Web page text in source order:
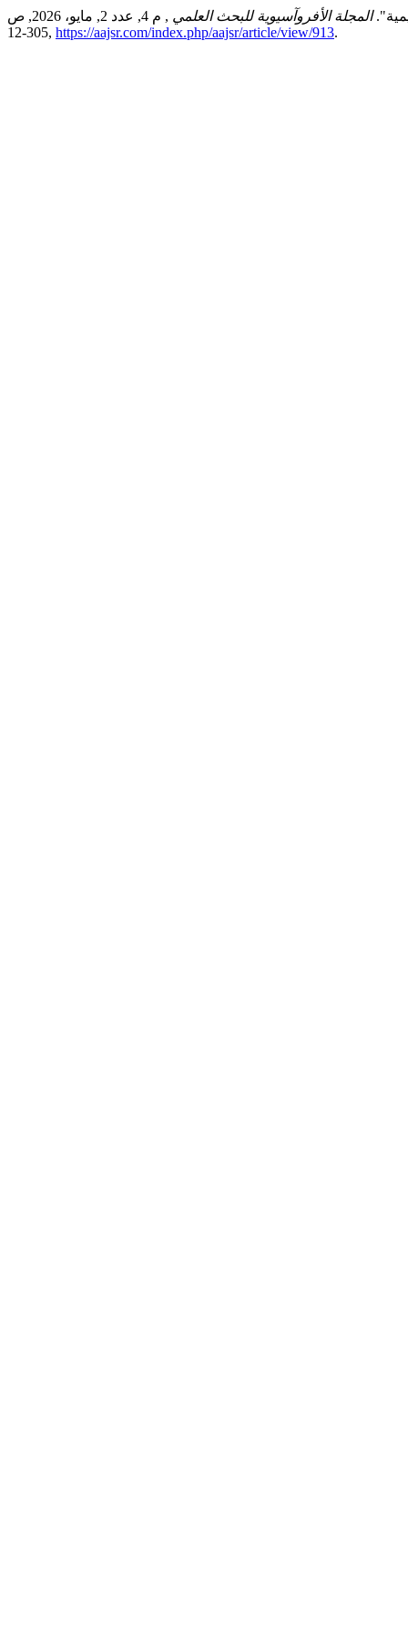
المجلة الأفروآسيوية للبحث العلمي
, م 4, عدد 2, مايو، 2026, ص
305-12, https://aajsr.com/index.php/aajsr/article/view/913.